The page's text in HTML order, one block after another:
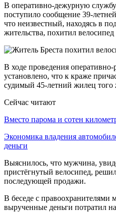
В оперативно-дежурную
поступило сообщение 39-
что неизвестный, находясь в
жительства, похитил
В ходе проведения
установлено, что к краже
судимый 45-летний жилец того
Сейчас читают
Вместо парома и сотен
Экономика владения
деньги
Выяснилось, что мужчина,
пристёгнутый велосипед,
последующей продажи.
В беседе с
вырученные деньги потратил